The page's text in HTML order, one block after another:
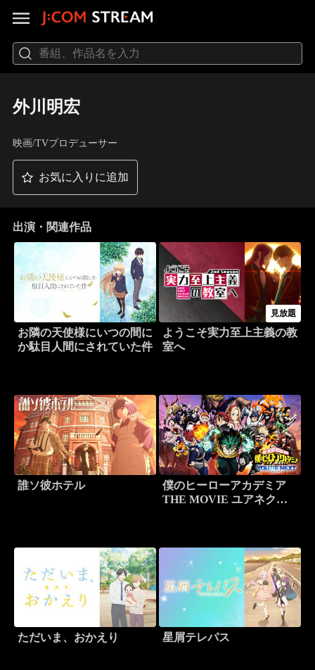
外川明宏
映画/TVプロデューサー
お気に入りに追加
出演・関連作品
お隣の天使様にいつの間に
か駄目人間にされていた件
見放題
ようこそ実力至上主義の教
室へ
誰ソ彼ホテル
僕のヒーローアカデミア
THE MOVIE ユアネクス
ただいま、おかえり 星屑テレパス